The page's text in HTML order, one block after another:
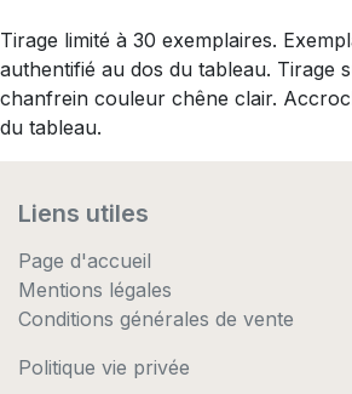
Tirage limité à 30 exemplaires.
authentifié au dos du tableau. Tirage
chanfrein couleur chêne clair.
du tableau.
Liens utiles
Page d'accueil
Mentions légales
Conditions générales de vente
Politique vie privée